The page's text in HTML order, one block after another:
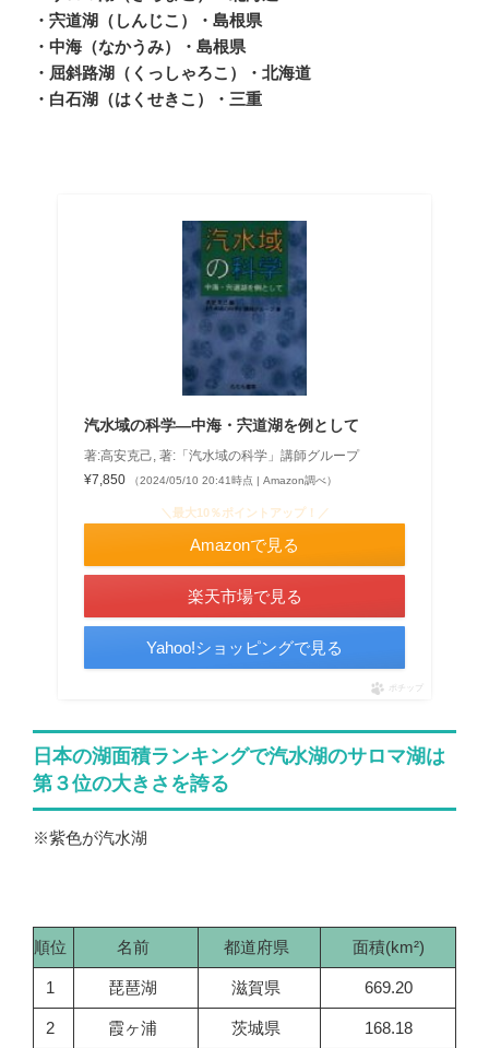
・宍道湖（しんじこ）・島根県
・中海（なかうみ）・島根県
・屈斜路湖（くっしゃろこ）・北海道
・白石湖（はくせきこ）・三重
汽水域の科学―中海・宍道湖を例として
著:高安克己, 著:「汽水域の科学」講師グループ
¥7,850
（2024/05/10 20:41時点 | Amazon調べ）
＼最大10％ポイントアップ！／
Amazonで見る
楽天市場で見る
Yahoo!ショッピングで見る
ポチップ
日本の湖面積ランキングで汽水湖のサロマ湖は
第３位の大きさを誇る
※紫色が汽水湖
順位 名前 都道府県 面積(km²)
1 琵琶湖 滋賀県 669.20
2 霞ヶ浦 茨城県 168.18